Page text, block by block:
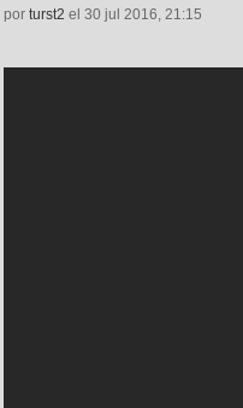
por turst2 el 30 jul 2016, 21:15